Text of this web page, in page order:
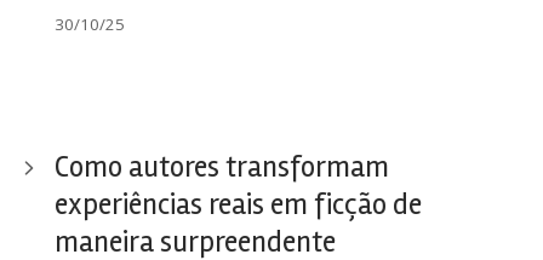
30/10/25
Como autores transformam
experiências reais em ficção de
maneira surpreendente